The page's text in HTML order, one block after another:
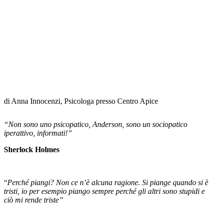
di Anna Innocenzi, Psicologa presso Centro Apice
“Non sono uno psicopatico, Anderson, sono un sociopatico
iperattivo, informati!”
Sherlock Holmes
“Perché piangi? Non ce n’è alcuna ragione. Si piange quando si è
tristi, io per esempio piango sempre perché gli altri sono stupidi e
ciò mi rende triste”